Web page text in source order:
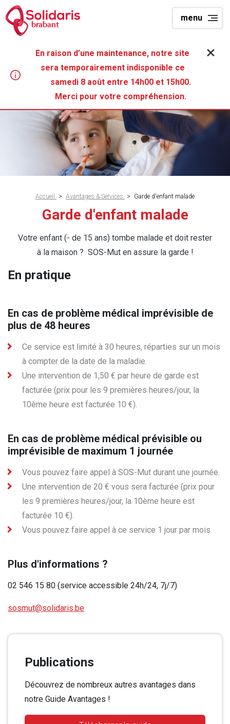
Aller
au
contenu
menu
brabant
En raison d’une maintenance, notre site
sera temporairement indisponible ce
samedi 8 août entre 14h00 et 15h00.
Merci pour votre compréhension.
d'Ariane
Accueil > Avantages & Services > Garde d'enfant malade
Garde d'enfant malade
Votre enfant (- de 15 ans) tombe malade et doit rester
à la maison ? SOS-Mut en assure la garde !
En pratique
En cas de problème médical imprévisible de
plus de 48 heures
Ce service est limité à 30 heures, réparties sur un mois
à compter de la date de la maladie.
Une intervention de 1,50 € par heure de garde est
facturée (prix pour les 9 premières heures/jour, la
10ème heure est facturée 10 €).
En cas de problème médical prévisible ou
imprévisible de maximum 1 journée
Vous pouvez faire appel à SOS-Mut durant une journée.
Une intervention de 20 € vous sera facturée (prix pour
les 9 premières heures/jour, la 10ème heure est
facturée 10 €).
Vous pouvez faire appel à ce service 1 jour par mois.
Plus d'informations ?
02 546 15 80 (service accessible 24h/24, 7j/7)
sosmut@solidaris.be
Publications
Découvrez de nombreux autres avantages dans
notre Guide Avantages !